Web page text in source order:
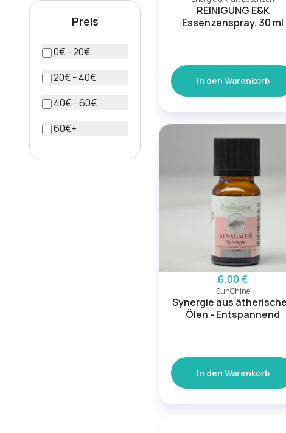
Preis
0€ - 20€
20€ - 40€
40€ - 60€
60€+
REINIGUNG E&K
Essenzenspray, 30 ml
In den Warenkorb
6,00 €
SunChine
Synergie aus
Ölen - Entspannend
In den Warenkorb